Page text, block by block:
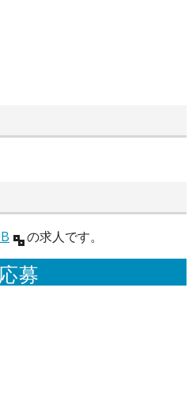
の求人です。
応募